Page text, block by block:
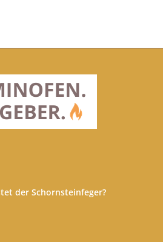
der Schornsteinfeger?